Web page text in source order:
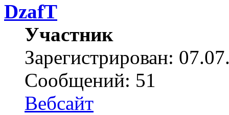
DzafT
Участник
Зарегистрирован:
Сообщений: 51
Вебсайт